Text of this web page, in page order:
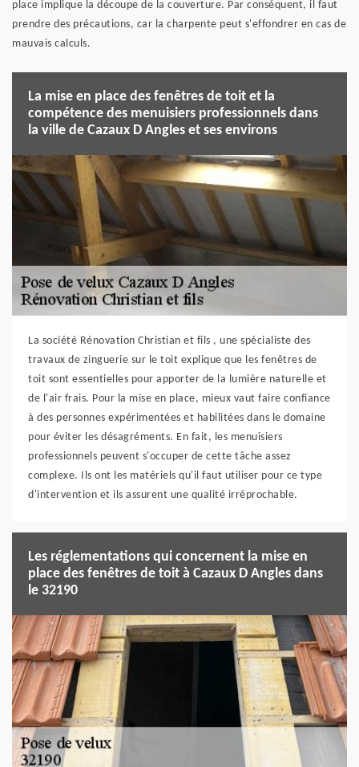
place implique la découpe de la couverture. Par conséquent, il faut
prendre des précautions, car la charpente peut s'effondrer en cas de
mauvais calculs.
La mise en place des fenêtres de toit et la
compétence des menuisiers professionnels dans
la ville de Cazaux D Angles et ses environs
La société Rénovation Christian et fils , une spécialiste des
travaux de zinguerie sur le toit explique que les fenêtres de
toit sont essentielles pour apporter de la lumière naturelle et
de l'air frais. Pour la mise en place, mieux vaut faire confiance
à des personnes expérimentées et habilitées dans le domaine
pour éviter les désagréments. En fait, les menuisiers
professionnels peuvent s'occuper de cette tâche assez
complexe. Ils ont les matériels qu'il faut utiliser pour ce type
d'intervention et ils assurent une qualité irréprochable.
Les réglementations qui concernent la mise en
place des fenêtres de toit à Cazaux D Angles dans
le 32190